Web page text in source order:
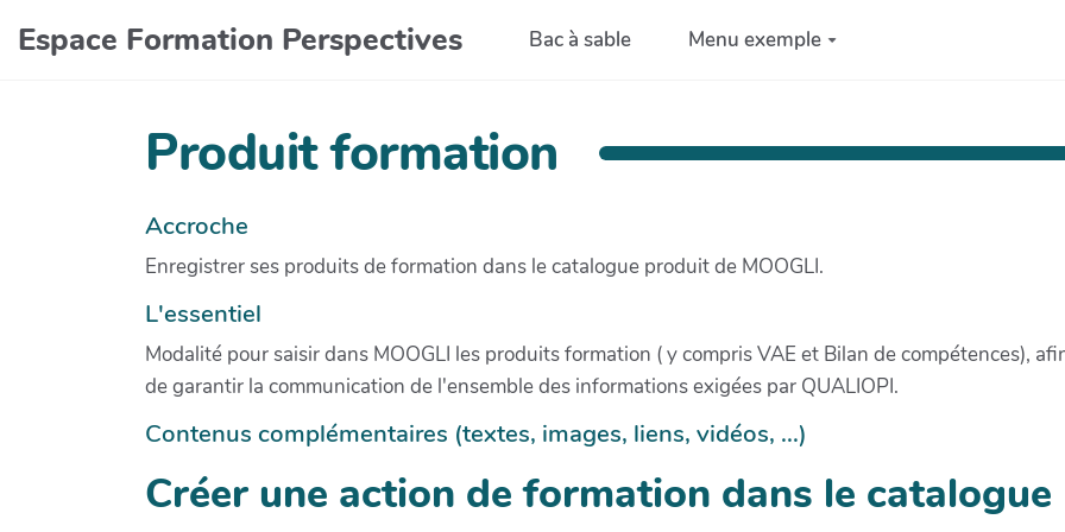
Aller au contenu principal
Espace Formation Perspectives Bac à sable Menu exemple
Produit formation
Accroche
Enregistrer ses produits de formation dans le catalogue produit de MOOGLI.
L'essentiel
Modalité pour saisir dans MOOGLI les produits formation ( y compris VAE et Bilan de compétences),
de garantir la communication de l'ensemble des informations exigées par QUALIOPI.
Contenus complémentaires (textes, images, liens, vidéos, ...)
Créer une action de formation dans le catalogue